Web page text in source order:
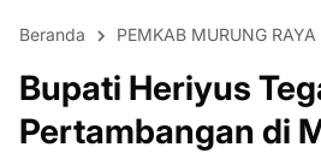
Beranda PEMKAB MURUNG RAYA
Bupati Heriyus
Pertambangan di